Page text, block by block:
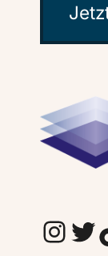
InstagramTwitter